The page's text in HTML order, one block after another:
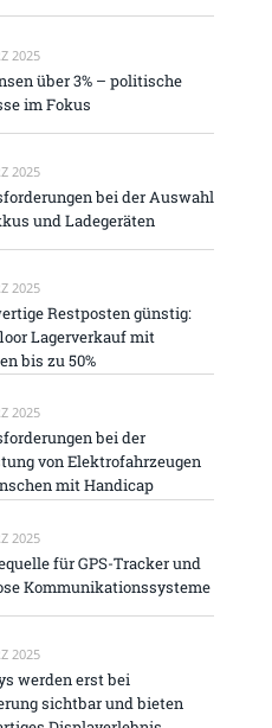
2025
über 3% – politische
im Fokus
2025
bei der Auswahl
und Ladegeräten
2025
Restposten günstig:
Lagerverkauf mit
bis zu 50%
2025
bei der
von Elektrofahrzeugen
mit Handicap
2025
für GPS-Tracker und
Kommunikationssysteme
2025
werden erst bei
sichtbar und bieten